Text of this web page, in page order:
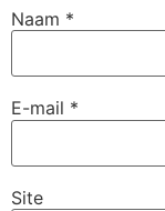
Naam *
E-mail *
Site